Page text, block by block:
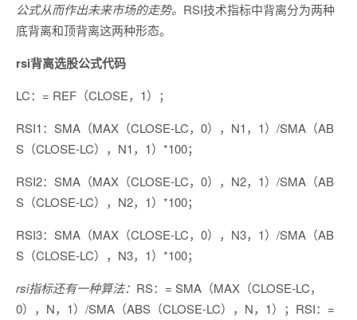
公式从而作出未来市场的走势。 RSI技术指标中背离分为两种
底背离和顶背离这两种形态。
rsi背离选股公式代码
LC：= REF（CLOSE，1）；
RSI1：SMA（MAX（CLOSE-LC，0），N1，1）/SMA（AB
S（CLOSE-LC），N1，1）*100；
RSI2：SMA（MAX（CLOSE-LC，0），N2，1）/SMA（AB
S（CLOSE-LC），N2，1）*100；
RSI3：SMA（MAX（CLOSE-LC，0），N3，1）/SMA（AB
S（CLOSE-LC），N3，1）*100；
rsi指标还有一种算法： RS：= SMA（MAX（CLOSE-LC，
0），N，1）/SMA（ABS（CLOSE-LC），N，1）；RSI：=